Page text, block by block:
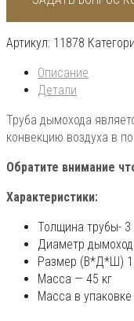
Артикул: 11878
Описание
Детали
Труба дымохода
конвекцию воздуха в
Обратите внимание
Характеристики:
Толщина трубы-
Диаметр
Размер (В*Д*Ш)
Масса — 45 кг
Масса в